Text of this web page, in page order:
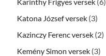
Katona József versek (3)
Kazinczy Ferenc versek (2)
Kemény Simon versek (3)